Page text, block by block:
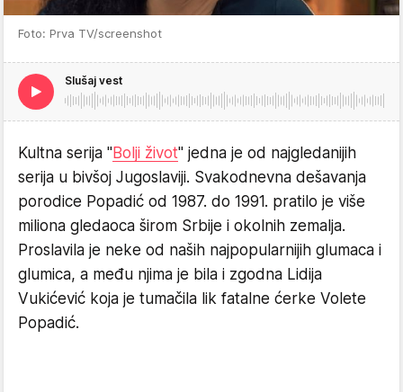
Foto: Prva TV/screenshot
Slušaj vest
Kultna serija "Bolji život" jedna je od najgledanijih
serija u bivšoj Jugoslaviji. Svakodnevna dešavanja
porodice Popadić od 1987. do 1991. pratilo je više
miliona gledaoca širom Srbije i okolnih zemalja.
Proslavila je neke od naših najpopularnijih glumaca i
glumica, a među njima je bila i zgodna Lidija
Vukićević koja je tumačila lik fatalne ćerke Volete
Popadić.